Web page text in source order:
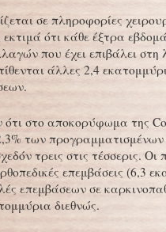
σε πληροφορίες
ότι κάθε έξτρα
που έχει επιβάλει στη
άλλες 2,4
ότι στο αποκορύφωμα της
των
τρεις στις τέσσερις. Οι
επεμβάσεις (6,3
επεμβάσεων σε
διεθνώς.